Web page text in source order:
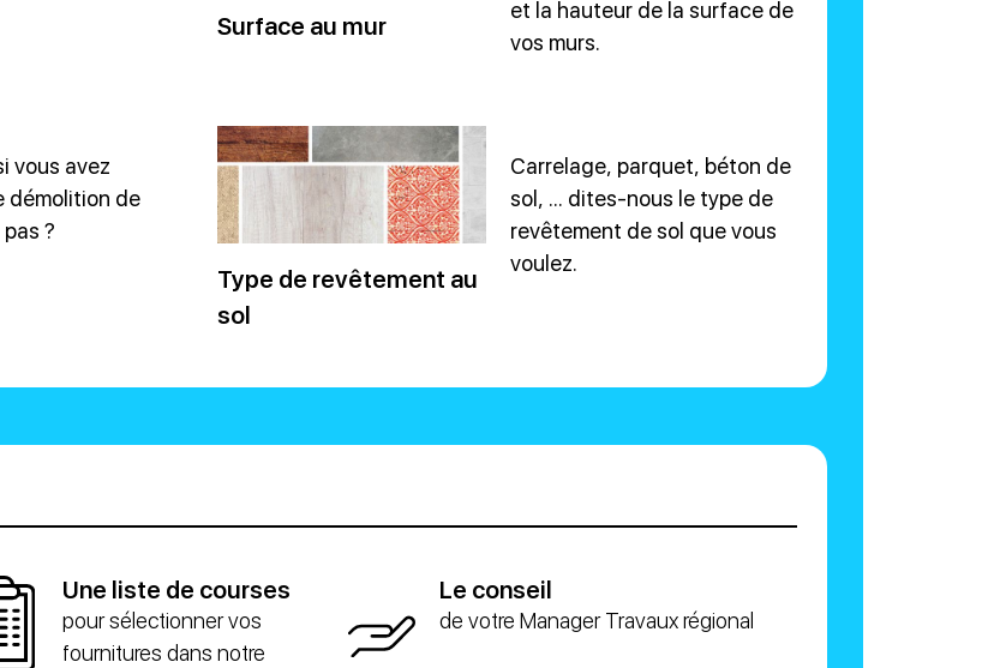
Surface au mur
et la hauteur de la surface de
vos murs.
vous avez
démolition de
?
Type de revêtement au
sol
Carrelage, parquet, béton de
sol, ... dites-nous le type de
revêtement de sol que vous
voulez.
Une liste de courses
pour sélectionner vos
fournitures dans notre
Le conseil
de votre Manager Travaux régional